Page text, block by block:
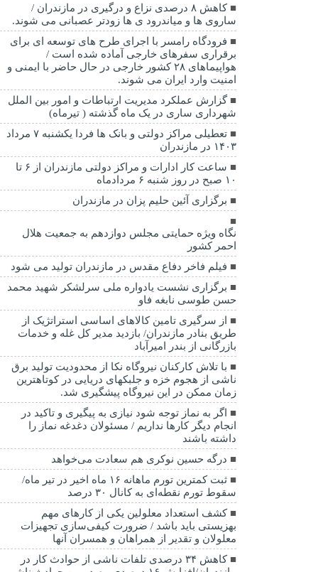
کاهش ۸ درصدی نزاع و درگیری در مازندران /
ساروی ها و میاندرود ی ها زودتر عصبانی می شوند.
فرودگاه رامسر با اجرای طرح های توسعه ای برای
برقراری سفرهای خارجی آماده شده است /
هواپیماهای ۲۸ کشور خارجی در حال حاضر با ایمنی و
امنیت وارد ایران می شوند.
گزارش عملکرد مدیریت ارتباطات و امور بین الملل
شهرداری ساری در یک ماه گذشته ( تیرماه)
تعطیلی مراکز دولتی و بانک ها فردا یکشنبه ۷ مرداد
۱۴۰۳ در مازندران
ساعت کار ادارات و مراکز دولتی مازندران از ۶ تا
۱۰ صبح در روز شنبه ۶ مردادماه
برگزاری آئین حلیم پزان در مازندران
نگاه ویژه حمایتی مجلس دوازدهم به جمعیت هلال
احمر کشور
فیلم فاخر دفاع مقدس در مازندران تولید می شود
برگزاری نشست یادواره ملی سرلشکر شهید محمد
حسن طوسی نابغه فاو
از سرگیری تامین کالاهای اساسی استراتژیک از
طریق بنادر مازندران/ بازدید مدیر کل غله و خدمات
بازرگانی از بندر امیرآباد
با تلاش کارکنان نیروگاه نکا از محدودیت تولید برق
ناشی از هجوم خزه و جلبکهای دریایی در کوتاهترین
زمان ممکن در این نیروگاه پیشگیری شد.
اگر به نماز توجه شود نیازی به پیگیری و تاکید در
انجام دیگر کارها نداریم / مسئولان دغدغه نماز را
داشته باشند
درگه حسین نوکری هم سعادت می‌خواهد
ثبت کمترین تورم ماهانه ۱۶ ماه اخیر در تیر ماه/
سقوط تورم نقطه‌ای به کانال ۳۰ درصد
کشف استعداد معلولین یکی از کارهای مهم
بهزیستی باید باشد / ضرورت کیفی‌سازی تجهیزات
معلولان و تقدیر از همراهان و همسران آنها
کاهش ۳۴ درصدی تلفات ناشی از حوادث كار در